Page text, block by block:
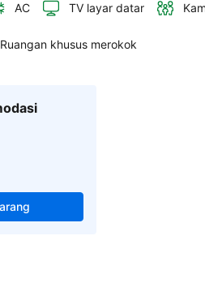
AC TV layar datar
Ruangan khusus merokok